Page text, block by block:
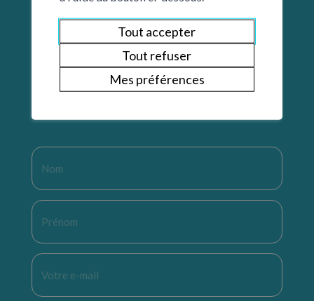
Restons en contact
Nom
Prénom
E-
mail
Tout accepter
Tout refuser
Mes préférences